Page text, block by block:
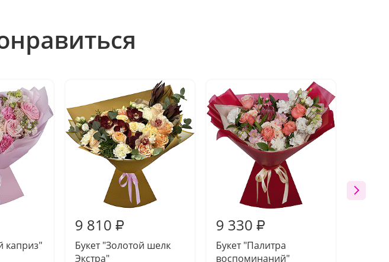
каприз"
9 810 ₽
Букет "Золотой шелк
Экстра"
9 330 ₽
Букет "Палитра
воспоминаний"